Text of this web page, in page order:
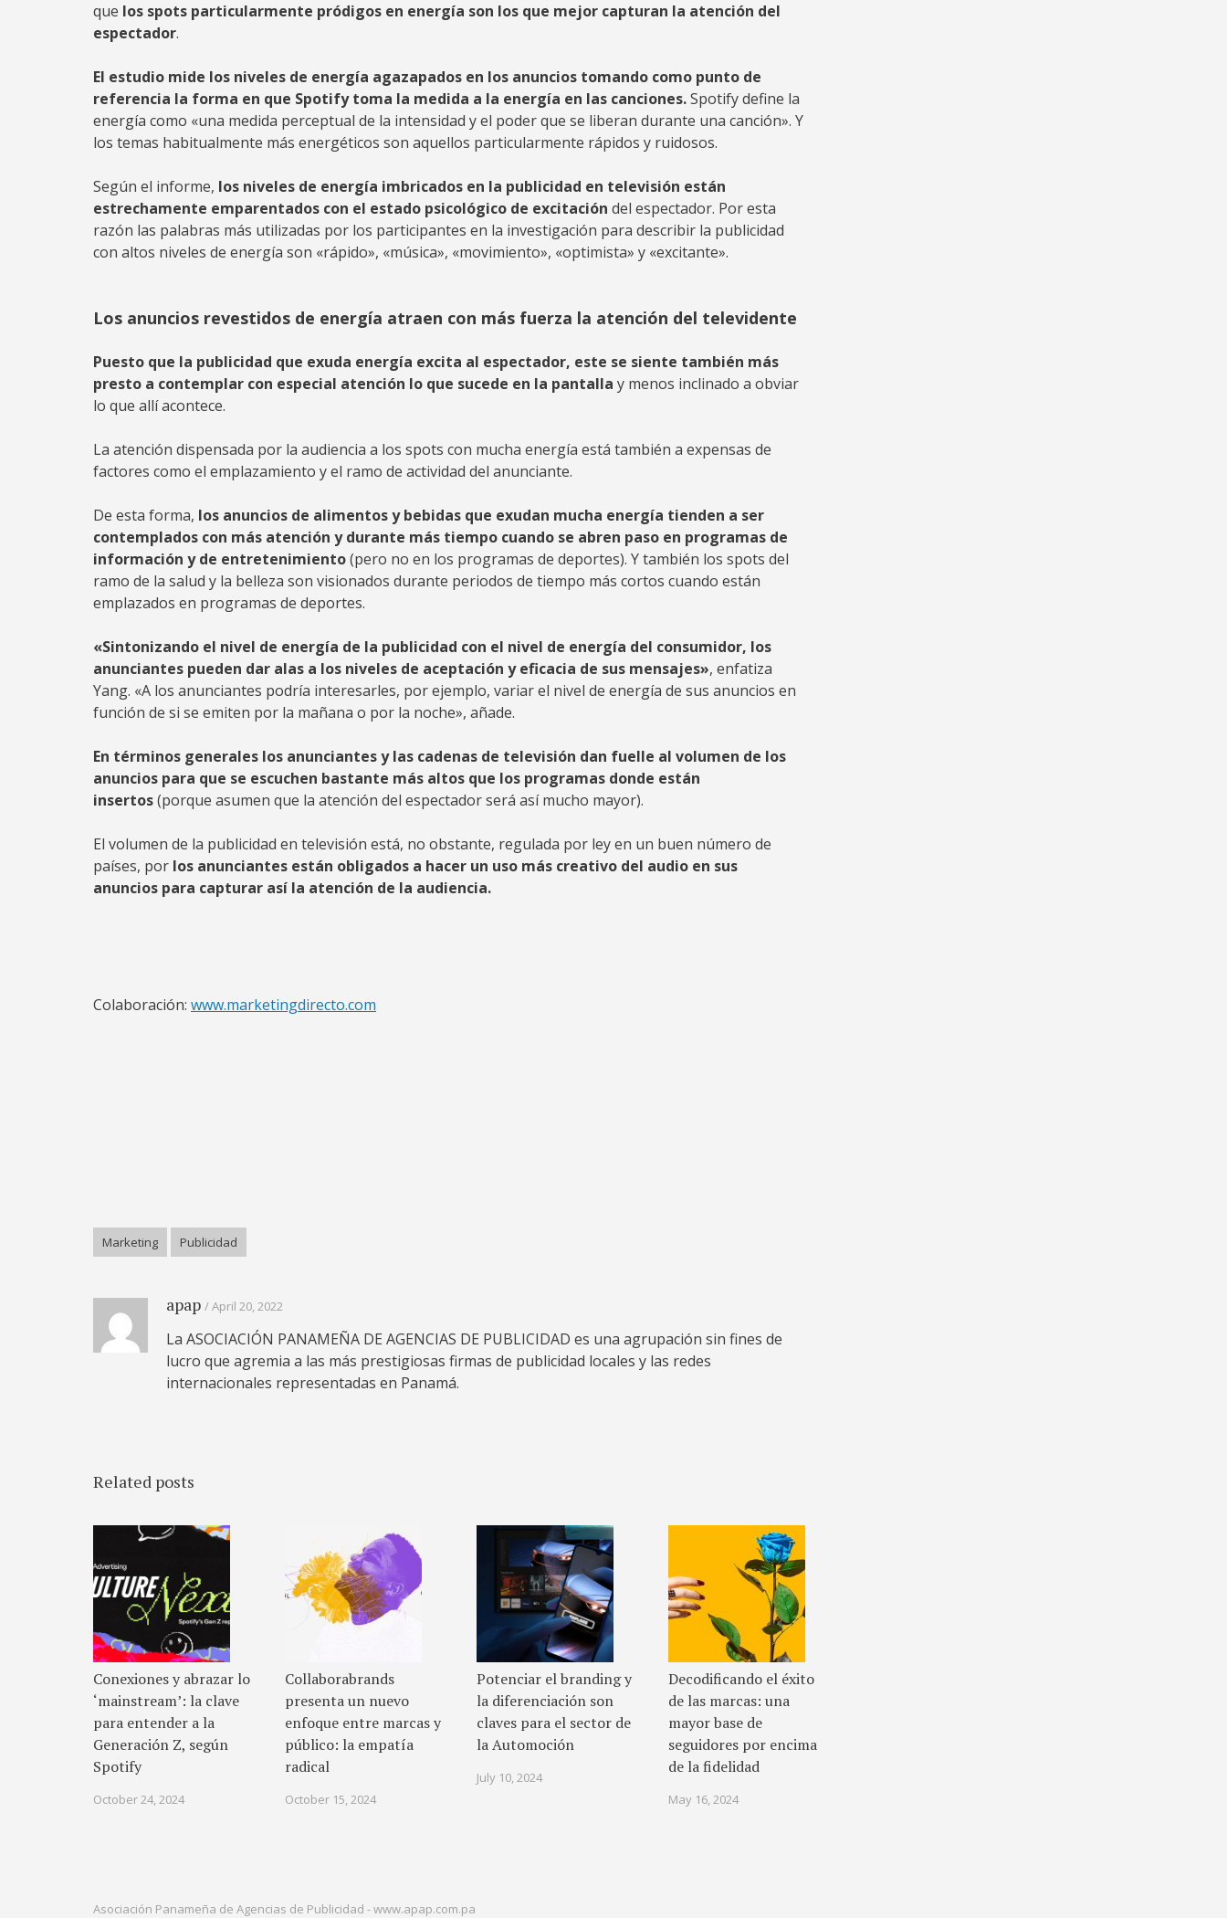
que los spots particularmente pródigos en energía son los que mejor capturan la atención del
espectador.
El estudio mide los niveles de energía agazapados en los anuncios tomando como punto de
referencia la forma en que Spotify toma la medida a la energía en las canciones.Spotify define la
energía como «una medida perceptual de la intensidad y el poder que se liberan durante una canción». Y
los temas habitualmente más energéticos son aquellos particularmente rápidos y ruidosos.
Según el informe, los niveles de energía imbricados en la publicidad en televisión están
estrechamente emparentados con el estado psicológico de excitación del espectador. Por esta
razón las palabras más utilizadas por los participantes en la investigación para describir la publicidad
con altos niveles de energía son «rápido», «música», «movimiento», «optimista» y «excitante».
Los anuncios revestidos de energía atraen con más fuerza la atención del televidente
Puesto que la publicidad que exuda energía excita al espectador, este se siente también más
presto a contemplar con especial atención lo que sucede en la pantalla y menos inclinado a obviar
lo que allí acontece.
La atención dispensada por la audiencia a los spots con mucha energía está también a expensas de
factores como el emplazamiento y el ramo de actividad del anunciante.
De esta forma, los anuncios de alimentos y bebidas que exudan mucha energía tienden a ser
contemplados con más atención y durante más tiempo cuando se abren paso en programas de
información y de entretenimiento(pero no en los programas de deportes). Y también los spots del
ramo de la salud y la belleza son visionados durante periodos de tiempo más cortos cuando están
emplazados en programas de deportes.
«Sintonizando el nivel de energía de la publicidad con el nivel de energía del consumidor, los
anunciantes pueden dar alas a los niveles de aceptación y eficacia de sus mensajes», enfatiza
Yang. «A los anunciantes podría interesarles, por ejemplo, variar el nivel de energía de sus anuncios en
función de si se emiten por la mañana o por la noche», añade.
En términos generales los anunciantes y las cadenas de televisión dan fuelle al volumen de los
anuncios para que se escuchen bastante más altos que los programas donde están
insertos(porque asumen que la atención del espectador será así mucho mayor).
El volumen de la publicidad en televisión está, no obstante, regulada por ley en un buen número de
países, por los anunciantes están obligados a hacer un uso más creativo del audio en sus
anuncios para capturar así la atención de la audiencia.
Colaboración: www.marketingdirecto.com
Marketing Publicidad
apap April 20, 2022
La ASOCIACIÓN PANAMEÑA DE AGENCIAS DE PUBLICIDAD es una agrupación sin fines de
lucro que agremia a las más prestigiosas firmas de publicidad locales y las redes
internacionales representadas en Panamá.
Related posts
Conexiones y abrazar lo
‘mainstream’: la clave
para entender a la
Generación Z, según
Spotify
October 24, 2024
Collaborabrands
presenta un nuevo
enfoque entre marcas y
público: la empatía
radical
October 15, 2024
Potenciar el branding y
la diferenciación son
claves para el sector de
la Automoción
July 10, 2024
Decodificando el éxito
de las marcas: una
mayor base de
seguidores por encima
de la fidelidad
May 16, 2024
Asociación Panameña de Agencias de Publicidad -www.apap.com.pa